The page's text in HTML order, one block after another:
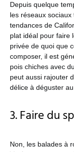
Depuis quelque
les réseaux
tendances de
plat idéal pour faire
privée de quoi que
composer, il est
pois chiches avec
peut aussi rajouter
délice à déguster
3. Faire du
Non, les balades à